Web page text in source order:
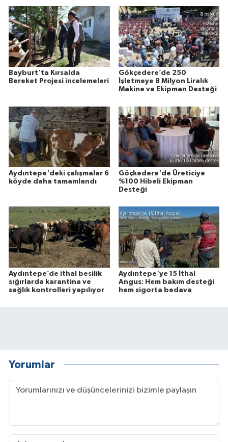
Bayburt'ta Kırsalda
Bereket Projesi incelemeleri
Gökçedere’de 250
İşletmeye 8 Milyon Liralık
Makine ve Ekipman Desteği
Aydıntepe'deki çalışmalar 6
köyde daha tamamlandı
Göçkedere'de Üreticiye
%100 Hibeli Ekipman
Desteği
Aydıntepe’de ithal besilik
sığırlarda karantina ve
sağlık kontrolleri yapılıyor
Aydıntepe'ye 15 İthal
Angus: Hem bakım desteği
hem sigorta bedava
Yorumlar